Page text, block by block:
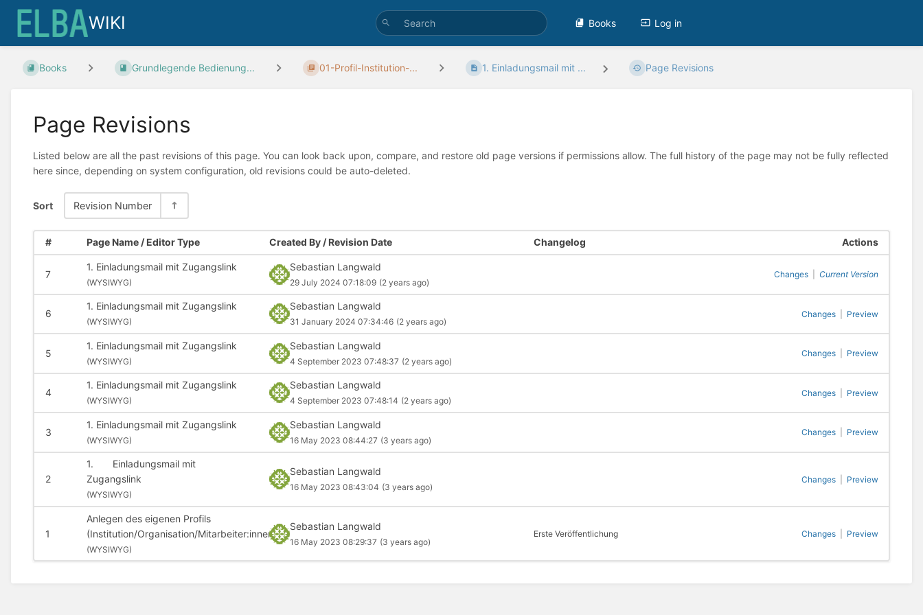
WIKI Books Log in
Books Grundlegende Bedienung... 01-Profil-Institution-... 1. Einladungsmail mit ... Page Revisions
Page Revisions
Listed below are all the past revisions of this page. You can look back upon, compare, and restore old page versions if permissions allow. The full history of the page may not be fully reflected
here since, depending on system configuration, old revisions could be auto-deleted.
Sort Revision Number
# Page Name / Editor Type Created By / Revision Date Changelog Actions
7
1. Einladungsmail mit Zugangslink
(WYSIWYG)
Sebastian Langwald
29 July 2024 07:18:09 (2 years ago)
Changes Current Version
6
1. Einladungsmail mit Zugangslink
(WYSIWYG)
Sebastian Langwald
31 January 2024 07:34:46 (2 years ago)
Changes Preview
5
1. Einladungsmail mit Zugangslink
(WYSIWYG)
Sebastian Langwald
4 September 2023 07:48:37 (2 years ago)
Changes Preview
4
1. Einladungsmail mit Zugangslink
(WYSIWYG)
Sebastian Langwald
4 September 2023 07:48:14 (2 years ago)
Changes Preview
3
1. Einladungsmail mit Zugangslink
(WYSIWYG)
Sebastian Langwald
16 May 2023 08:44:27 (3 years ago)
Changes Preview
2
1. Einladungsmail mit
Zugangslink
(WYSIWYG)
Sebastian Langwald
16 May 2023 08:43:04 (3 years ago)
Changes Preview
1
Anlegen des eigenen Profils
(Institution/Organisation/Mitarbeiter:innen)
(WYSIWYG)
Sebastian Langwald
16 May 2023 08:29:37 (3 years ago)
Erste Veröffentlichung Changes Preview